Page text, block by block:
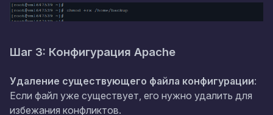
Шаг 3: Конфигурация Apache
Удаление существующего файла конфигурации:
Если файл уже существует, его нужно удалить для
избежания конфликтов.